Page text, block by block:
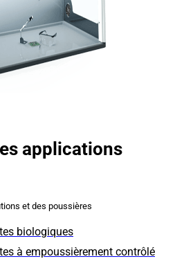
applications
et des poussières
biologiques
à empoussièrement contrôlé